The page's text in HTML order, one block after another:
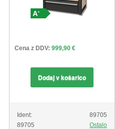
Cena z DDV: 999,90 €
Dodaj v košarico
Ident:
89705
89705
Ostalo